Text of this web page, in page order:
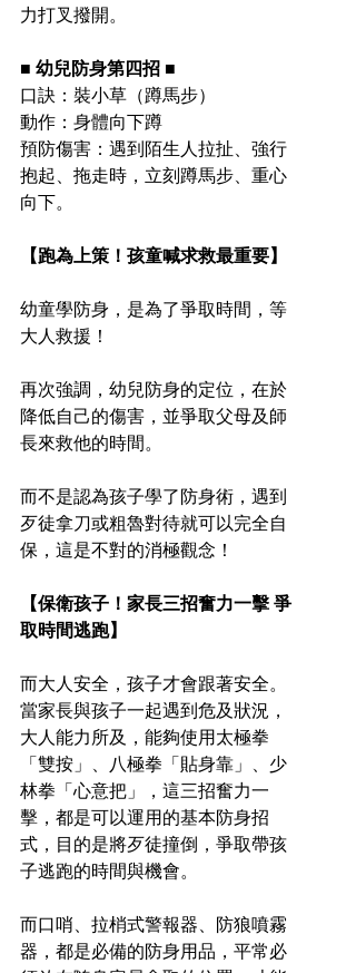
力打叉撥開。
■ 幼兒防身第四招 ■
口訣：裝小草（蹲馬步）
動作：身體向下蹲
預防傷害：遇到陌生人拉扯、強行
抱起、拖走時，立刻蹲馬步、重心
向下。
【跑為上策！孩童喊求救最重要】
幼童學防身，是為了爭取時間，等
大人救援！
再次強調，幼兒防身的定位，在於
降低自己的傷害，並爭取父母及師
長來救他的時間。
而不是認為孩子學了防身術，遇到
歹徒拿刀或粗魯對待就可以完全自
保，這是不對的消極觀念！
【保衛孩子！家長三招奮力一擊 爭
取時間逃跑】
而大人安全，孩子才會跟著安全。
當家長與孩子一起遇到危及狀況，
大人能力所及，能夠使用太極拳
「雙按」、八極拳「貼身靠」、少
林拳「心意把」，這三招奮力一
擊，都是可以運用的基本防身招
式，目的是將歹徒撞倒，爭取帶孩
子逃跑的時間與機會。
而口哨、拉梢式警報器、防狼噴霧
器，都是必備的防身用品，平常必